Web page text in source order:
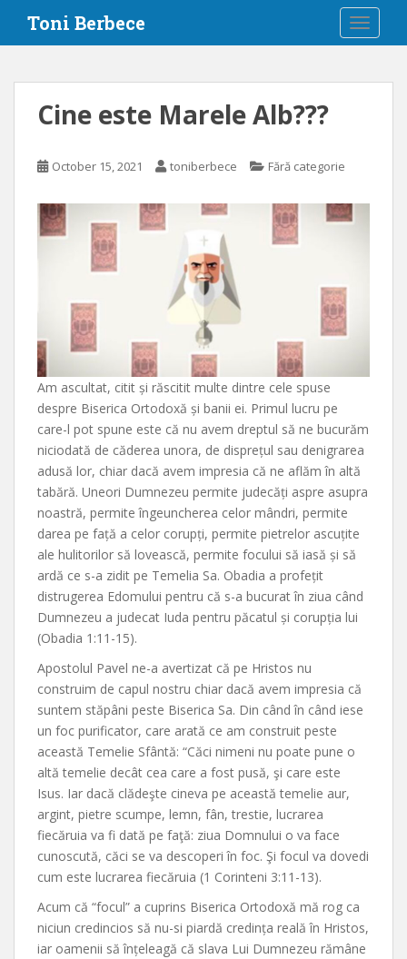
i
Toni Berbece
Cine este Marele Alb???
October 15, 2021 toniberbece Fără categorie
Am ascultat, citit și răscitit multe dintre cele spuse
despre Biserica Ortodoxă și banii ei. Primul lucru pe
care-l pot spune este că nu avem dreptul să ne bucurăm
niciodată de căderea unora, de disprețul sau denigrarea
adusă lor, chiar dacă avem impresia că ne aflăm în altă
tabără. Uneori Dumnezeu permite judecăți aspre asupra
noastră, permite îngeuncherea celor mândri, permite
darea pe față a celor corupți, permite pietrelor ascuțite
ale hulitorilor să lovească, permite focului să iasă și să
ardă ce s-a zidit pe Temelia Sa. Obadia a profețit
distrugerea Edomului pentru că s-a bucurat în ziua când
Dumnezeu a judecat Iuda pentru păcatul și corupția lui
(Obadia 1:11-15).
Apostolul Pavel ne-a avertizat că pe Hristos nu
construim de capul nostru chiar dacă avem impresia că
suntem stăpâni peste Biserica Sa. Din când în când iese
un foc purificator, care arată ce am construit peste
această Temelie Sfântă: “Căci nimeni nu poate pune o
altă temelie decât cea care a fost pusă, şi care este
Isus. Iar dacă clădeşte cineva pe această temelie aur,
argint, pietre scumpe, lemn, fân, trestie, lucrarea
fiecăruia va fi dată pe faţă: ziua Domnului o va face
cunoscută, căci se va descoperi în foc. Şi focul va dovedi
cum este lucrarea fiecăruia (1 Corinteni 3:11-13).
Acum că “focul” a cuprins Biserica Ortodoxă mă rog ca
niciun credincios să nu-si piardă credința reală în Hristos,
iar oamenii să înțeleagă că slava Lui Dumnezeu rămâne